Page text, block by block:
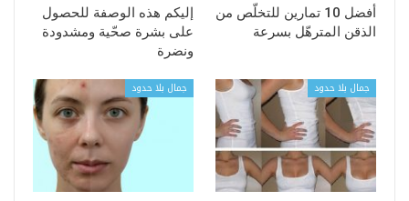
أفضل 10 تمارين للتخلّص من
الذقن المترهّل بسرعة
إليكم هذه الوصفة للحصول
على بشرة صحّية ومشدودة
ونضرة
جمال بلا حدود جمال بلا حدود